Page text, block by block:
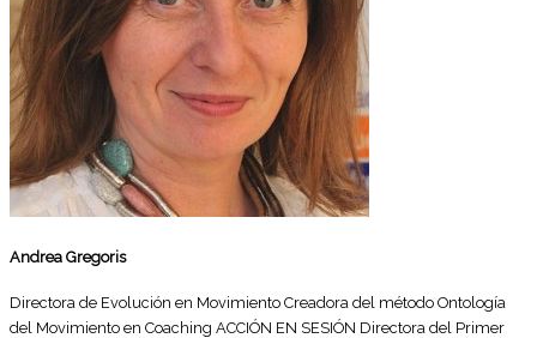
Andrea Gregoris
Directora de Evolución en Movimiento Creadora del método Ontología
del Movimiento en Coaching ACCIÓN EN SESIÓN Directora del Primer